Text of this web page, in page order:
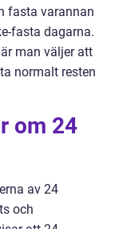
fasta varannan
fasta dagarna.
man väljer att
normalt resten
om 24
av 24
och